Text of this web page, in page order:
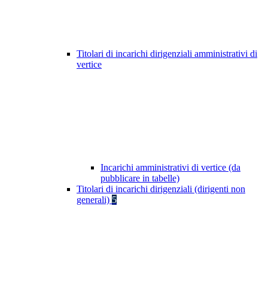
Titolari di incarichi dirigenziali amministrativi di
vertice
Incarichi amministrativi di vertice (da
pubblicare in tabelle)
Titolari di incarichi dirigenziali (dirigenti non
generali) 5